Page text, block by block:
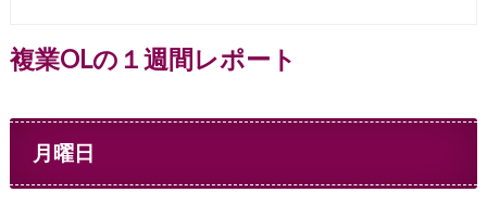
複業OLの１週間レポート
月曜日